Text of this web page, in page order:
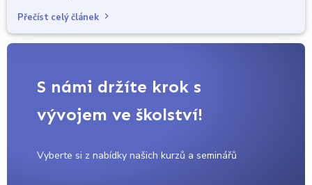
Přečíst celý článek
S námi držíte krok s
vývojem ve školství!
Vyberte si z nabídky našich kurzů a seminářů